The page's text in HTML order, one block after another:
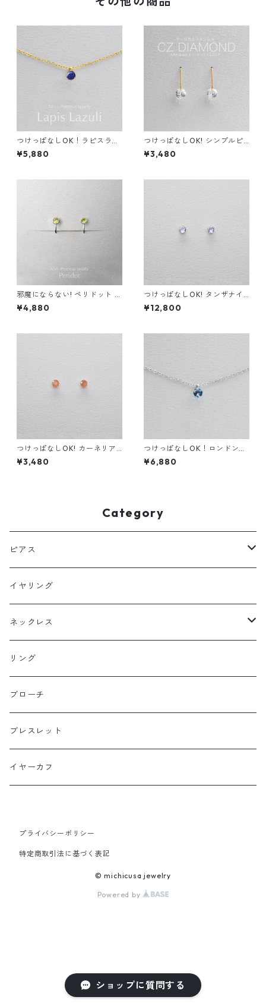
ショップに質問する
つけっぱなしOK！ラピスラズ
リ 一粒ネックレス 金属アレル
ギー サージカルステンレス 誕
¥5,880
つけっぱなしOK! シンプルピ
アス AAAグレード キュービッ
クジルコニア サージカルステ
¥3,480
邪魔にならない! ペリドット イ
ヤリング AAA サージカルステ
ンレス 金属アレルギー スキン
¥4,880
つけっぱなしOK! タンザナイ
ト ピアス AAA サージカルス
テンレス 金属アレルギー スキ
¥12,800
つけっぱなしOK! カーネリア
ン スタッドピアス AAA サー
ジカルステンレス 金属アレル
¥3,480
つけっぱなしOK！ロンドンブ
ルートパーズ 一粒ネックレス
宝石質AAA 金属アレルギー サ
¥6,880
Category
ピアス
フックピアス
スタッドピアス
ニュースタイル
イヤリング
ネックレス
ラージサイズ
ミドルサイズ
プチサイズ
横長タイプ
リング
ブローチ
ブレスレット
イヤーカフ
プライバシーポリシー
特定商取引法に基づく表記
© michicusa jewelry
Powered by